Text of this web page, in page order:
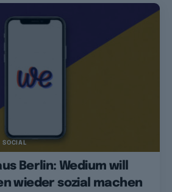
SOCIAL
Berlin: Wedium will
wieder sozial machen